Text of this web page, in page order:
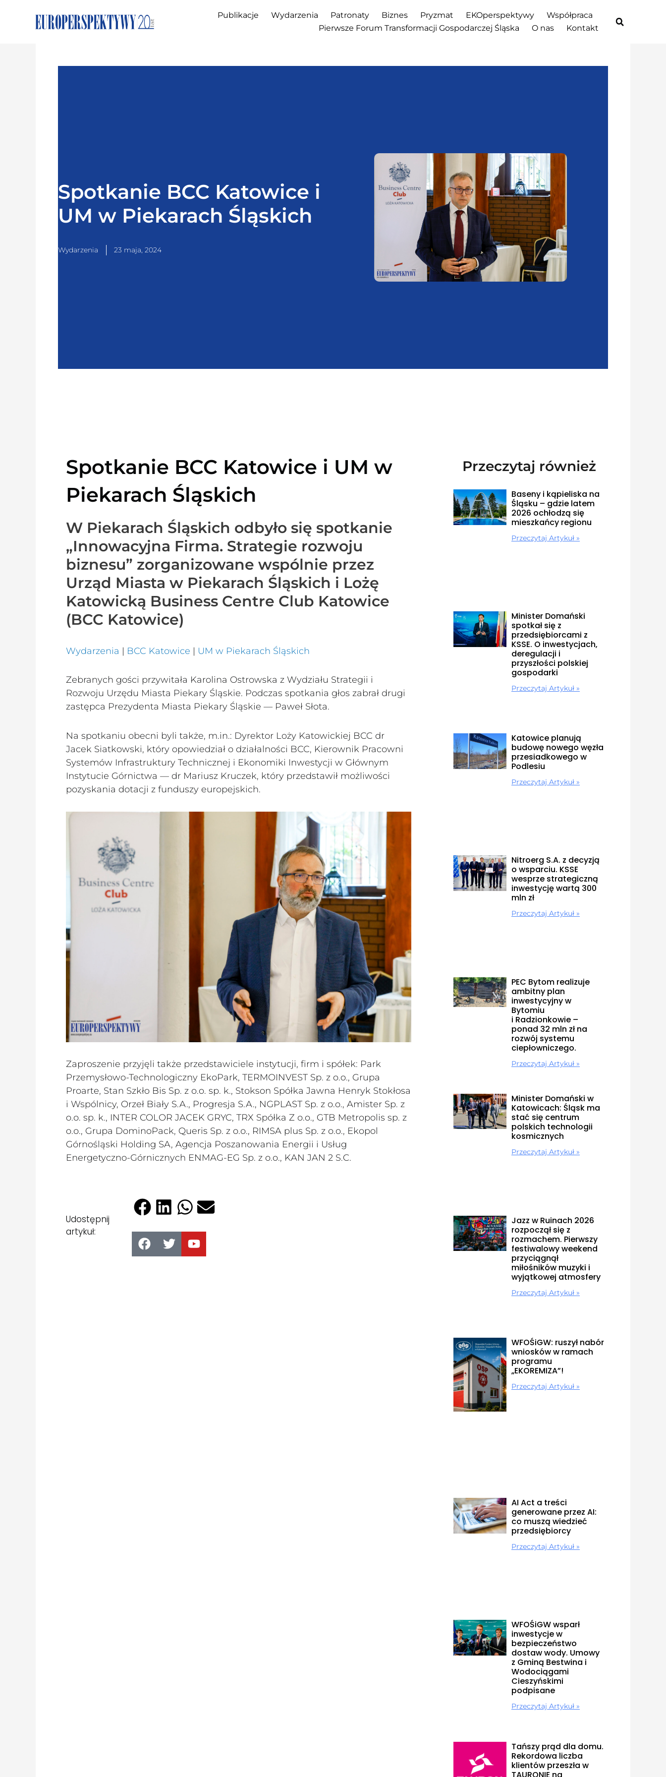
Publikacje Wydarzenia Patronaty Biznes Pryzmat EKOperspektywy
Współpraca
Pierwsze Forum Transformacji Gospodarczej Śląska
O nas Kontakt
Spotkanie BCC Katowice i
UM w Piekarach Śląskich
Wydarzenia 23 maja, 2024
Spotkanie BCC Katowice i UM w
Piekarach Śląskich
W Piekarach Śląskich odbyło się spotkanie
„Innowacyjna Firma. Strategie rozwoju
biznesu” zorganizowane wspólnie przez
Urząd Miasta w Piekarach Śląskich i Lożę
Katowicką Business Centre Club Katowice
(BCC Katowice)
Wydarzenia | BCC Katowice | UM w Piekarach Śląskich
Zebranych gości przywitała Karolina Ostrowska z Wydziału Strategii i
Rozwoju Urzędu Miasta Piekary Śląskie. Podczas spotkania głos zabrał drugi
zastępca Prezydenta Miasta Piekary Śląskie — Paweł Słota.
Na spotkaniu obecni byli także, m.in.: Dyrektor Loży Katowickiej BCC dr
Jacek Siatkowski, który opowiedział o działalności BCC, Kierownik Pracowni
Systemów Infrastruktury Technicznej i Ekonomiki Inwestycji w Głównym
Instytucie Górnictwa — dr Mariusz Kruczek, który przedstawił możliwości
pozyskania dotacji z funduszy europejskich.
Zaproszenie przyjęli także przedstawiciele instytucji, firm i spółek: Park
Przemysłowo-Technologiczny EkoPark, TERMOINVEST Sp. z o.o., Grupa
Proarte, Stan Szkło Bis Sp. z o.o. sp. k., Stokson Spółka Jawna Henryk Stokłosa
i Wspólnicy, Orzeł Biały S.A., Progresja S.A., NGPLAST Sp. z o.o., Amister Sp. z
o.o. sp. k., INTER COLOR JACEK GRYC, TRX Spółka Z o.o., GTB Metropolis sp. z
o.o., Grupa DominoPack, Queris Sp. z o.o., RIMSA plus Sp. z o.o., Ekopol
Górnośląski Holding SA, Agencja Poszanowania Energii i Usług
Energetyczno-Górnicznych ENMAG-EG Sp. z o.o., KAN JAN 2 S.C.
Udostępnij
artykuł:
Przeczytaj również
Baseny i kąpieliska na
Śląsku – gdzie latem
2026 ochłodzą się
mieszkańcy regionu
Przeczytaj Artykuł »
Minister Domański
spotkał się z
przedsiębiorcami z
KSSE. O inwestycjach,
deregulacji i
przyszłości polskiej
gospodarki
Przeczytaj Artykuł »
Katowice planują
budowę nowego węzła
przesiadkowego w
Podlesiu
Przeczytaj Artykuł »
Nitroerg S.A. z decyzją
o wsparciu. KSSE
wesprze strategiczną
inwestycję wartą 300
mln zł
Przeczytaj Artykuł »
PEC Bytom realizuje
ambitny plan
inwestycyjny w
Bytomiu
i Radzionkowie –
ponad 32 mln zł na
rozwój systemu
ciepłowniczego.
Przeczytaj Artykuł »
Minister Domański w
Katowicach: Śląsk ma
stać się centrum
polskich technologii
kosmicznych
Przeczytaj Artykuł »
Jazz w Ruinach 2026
rozpoczął się z
rozmachem. Pierwszy
festiwalowy weekend
przyciągnął
miłośników muzyki i
wyjątkowej atmosfery
Przeczytaj Artykuł »
WFOŚiGW: ruszył nabór
wniosków w ramach
programu
„EKOREMIZA”!
Przeczytaj Artykuł »
AI Act a treści
generowane przez AI:
co muszą wiedzieć
przedsiębiorcy
Przeczytaj Artykuł »
WFOŚiGW wsparł
inwestycje w
bezpieczeństwo
dostaw wody. Umowy
z Gminą Bestwina i
Wodociągami
Cieszyńskimi
podpisane
Przeczytaj Artykuł »
Tańszy prąd dla domu.
Rekordowa liczba
klientów przeszła w